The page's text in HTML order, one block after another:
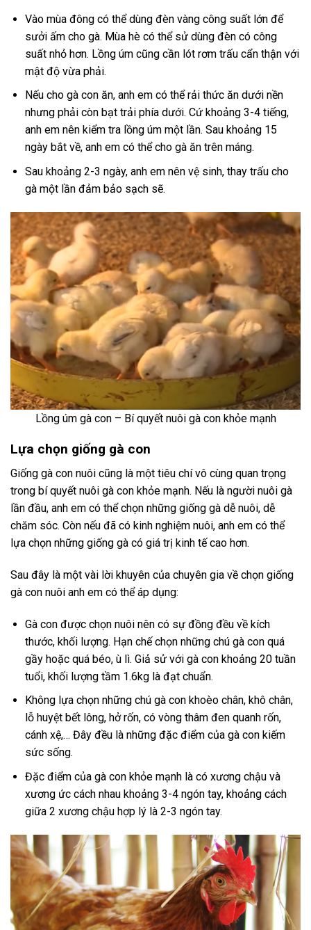
Vào mùa đông có thể dùng đèn vàng công suất lớn để
sưởi ấm cho gà. Mùa hè có thể sử dùng đèn có công
suất nhỏ hơn. Lồng úm cũng cần lót rơm trấu cẩn thận với
mật độ vừa phải.
Nếu cho gà con ăn, anh em có thể rải thức ăn dưới nền
nhưng phải còn bạt trải phía dưới. Cứ khoảng 3-4 tiếng,
anh em nên kiểm tra lồng úm một lần. Sau khoảng 15
ngày bắt về, anh em có thể cho gà ăn trên máng.
Sau khoảng 2-3 ngày, anh em nên vệ sinh, thay trấu cho
gà một lần đảm bảo sạch sẽ.
Lồng úm gà con – Bí quyết nuôi gà con khỏe mạnh
Lựa chọn giống gà con
Giống gà con nuôi cũng là một tiêu chí vô cùng quan trọng
trong bí quyết nuôi gà con khỏe mạnh. Nếu là người nuôi gà
lần đầu, anh em có thể chọn những giống gà dễ nuôi, dễ
chăm sóc. Còn nếu đã có kinh nghiệm nuôi, anh em có thể
lựa chọn những giống gà có giá trị kinh tế cao hơn.
Sau đây là một vài lời khuyên của chuyên gia về chọn giống
gà con nuôi anh em có thể áp dụng:
Gà con được chọn nuôi nên có sự đồng đều về kích
thước, khối lượng. Hạn chế chọn những chú gà con quá
gầy hoặc quá béo, ù lì. Giả sử với gà con khoảng 20 tuần
tuổi, khối lượng tầm 1.6kg là đạt chuẩn.
Không lựa chọn những chú gà con khoèo chân, khô chân,
lỗ huyệt bết lông, hở rốn, có vòng thâm đen quanh rốn,
cánh xệ,… Đây đều là những đặc điểm của gà con kiếm
sức sống.
Đặc điểm của gà con khỏe mạnh là có xương chậu và
xương ức cách nhau khoảng 3-4 ngón tay, khoảng cách
giữa 2 xương chậu hợp lý là 2-3 ngón tay.